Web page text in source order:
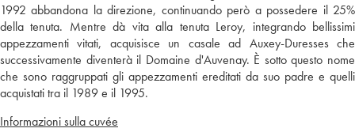
1992 abbandona la direzione, continuando però a possedere il 25%
della tenuta. Mentre dà vita alla tenuta Leroy, integrando bellissimi
appezzamenti vitati, acquisisce un casale ad Auxey-Duresses che
successivamente diventerà il Domaine d'Auvenay. È sotto questo nome
che sono raggruppati gli appezzamenti ereditati da suo padre e quelli
acquistati tra il 1989 e il 1995.
Informazioni sulla cuvée